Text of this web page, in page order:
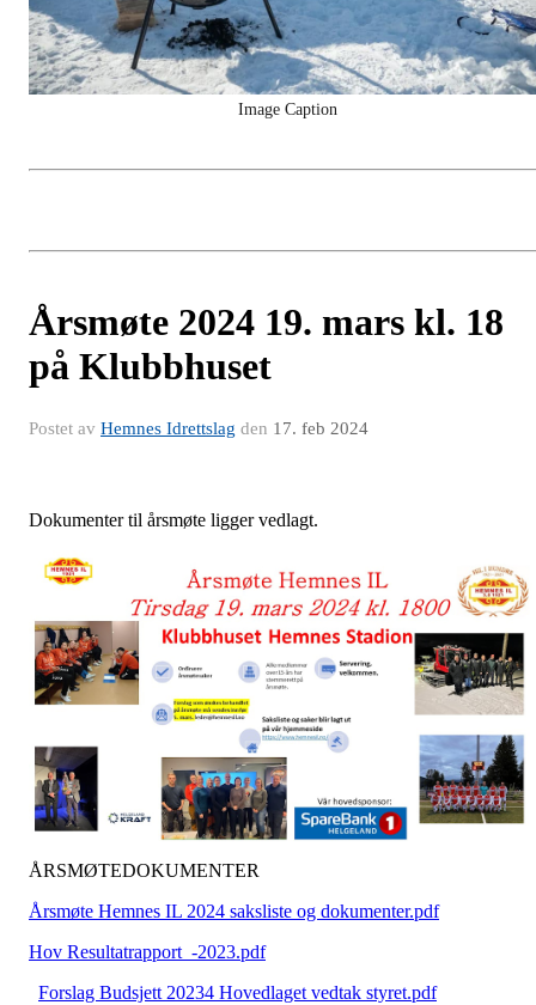
Image Caption
Årsmøte 2024 19. mars kl. 18
på Klubbhuset
Postet av Hemnes Idrettslag den 17. feb 2024
Dokumenter til årsmøte ligger vedlagt.
ÅRSMØTEDOKUMENTER
Årsmøte Hemnes IL 2024 saksliste og dokumenter.pdf
Hov Resultatrapport_-2023.pdf
Forslag Budsjett 20234 Hovedlaget vedtak styret.pdf